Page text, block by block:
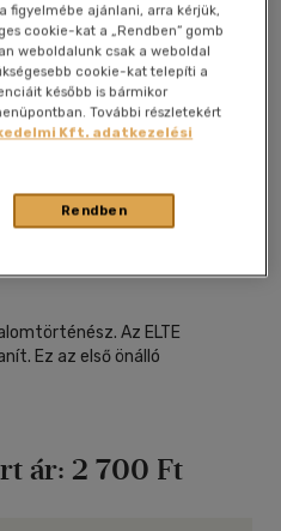
Az ELTE
Ez az első önálló
ár: 2 700 Ft
figyelmébe ajánlani, arra kérjük,
cookie-kat a „Rendben” gomb
weboldalunk csak a weboldal
cookie-kat telepíti a
később is bármikor
További részletekért
Kft. adatkezelési
Rendben